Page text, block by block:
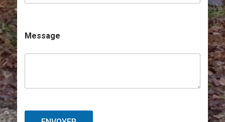
Message